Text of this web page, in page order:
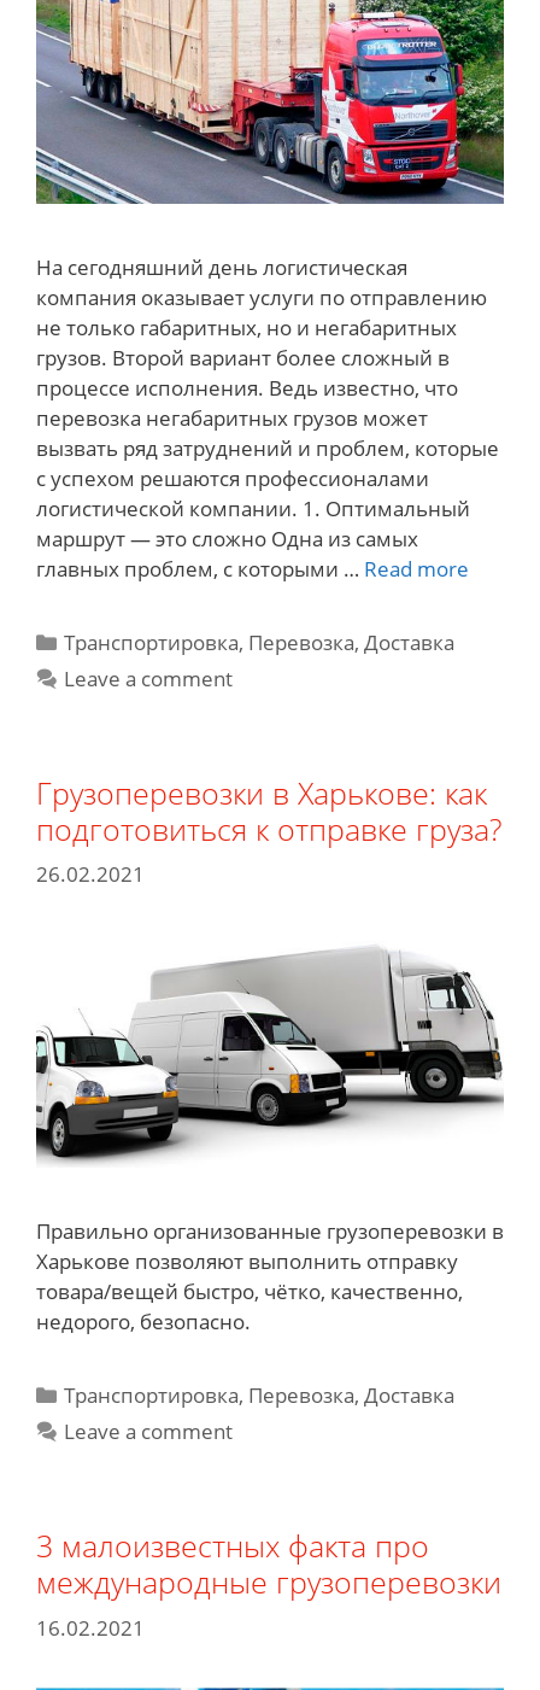
На сегодняшний день логистическая
компания оказывает услуги по отправлению
не только габаритных, но и негабаритных
грузов. Второй вариант более сложный в
процессе исполнения. Ведь известно, что
перевозка негабаритных грузов может
вызвать ряд затруднений и проблем, которые
с успехом решаются профессионалами
логистической компании. 1. Оптимальный
маршрут — это сложно Одна из самых
главных проблем, с которыми … Read more
3
Categories
Транспортировка, Перевозка, Доставка
Leave a comment
Грузоперевозки в Харькове: как
подготовиться к отправке груза?
26.02.2021
Правильно организованные грузоперевозки в
Харькове позволяют выполнить отправку
товара/вещей быстро, чётко, качественно,
недорого, безопасно.
Categories
Транспортировка, Перевозка, Доставка
Leave a comment
3 малоизвестных факта про
международные грузоперевозки
16.02.2021